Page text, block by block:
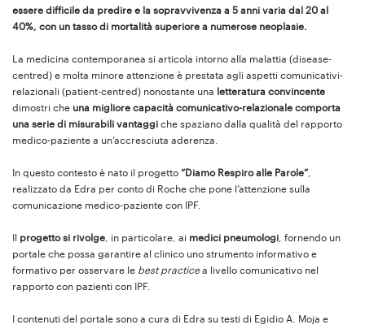
essere difficile da predire e la sopravvivenza a 5 anni varia dal 20 al
40%, con un tasso di mortalità superiore a numerose neoplasie.
La medicina contemporanea si articola intorno alla malattia (disease-
centred) e molta minore attenzione è prestata agli aspetti comunicativi-
relazionali (patient-centred) nonostante una letteratura convincente
dimostri che una migliore capacità comunicativo-relazionale comporta
una serie di misurabili vantaggi che spaziano dalla qualità del rapporto
medico-paziente a un’accresciuta aderenza.
In questo contesto è nato il progetto “Diamo Respiro alle Parole”,
realizzato da Edra per conto di Roche che pone l’attenzione sulla
comunicazione medico-paziente con IPF.
progetto si rivolge , in particolare, ai medici pneumologi , fornendo un
portale che possa garantire al clinico uno strumento informativo e
formativo per osservare le best practicea livello comunicativo nel
rapporto con pazienti con IPF.
I contenuti del portale sono a cura di Edra su testi di Egidio A. Moja e